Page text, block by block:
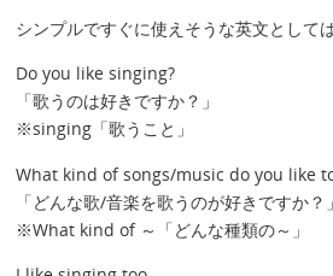
シンプルですぐに使えそうな英文としては
Do you like singing?
「歌うのは好きですか？」
※singing「歌うこと」
What kind of songs/music do you like
「どんな歌/音楽を歌うのが好きですか？」
※What kind of ～「どんな種類の～」